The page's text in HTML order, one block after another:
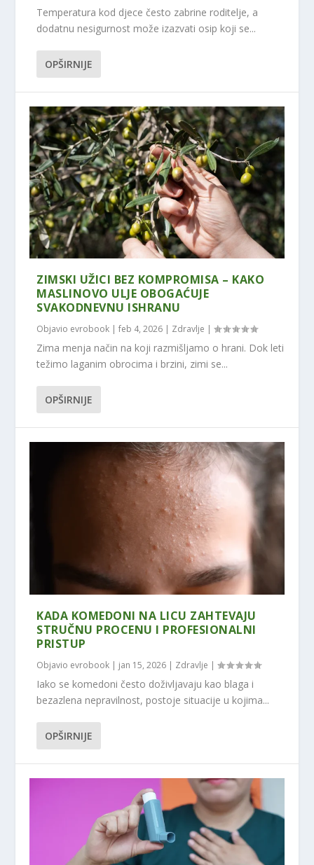
Temperatura kod djece često zabrine roditelje, a
dodatnu nesigurnost može izazvati osip koji se...
OPŠIRNIJE
ZIMSKI UŽICI BEZ KOMPROMISA – KAKO
MASLINOVO ULJE OBOGAĆUJE
SVAKODNEVNU ISHRANU
Objavio evrobook |feb 4, 2026 | Zdravlje |
Zima menja način na koji razmišljamo o hrani. Dok leti
težimo laganim obrocima i brzini, zimi se...
OPŠIRNIJE
KADA KOMEDONI NA LICU ZAHTEVAJU
STRUČNU PROCENU I PROFESIONALNI
PRISTUP
Objavio evrobook | jan 15, 2026 | Zdravlje |
Iako se komedoni često doživljavaju kao blaga i
bezazlena nepravilnost, postoje situacije u kojima...
OPŠIRNIJE